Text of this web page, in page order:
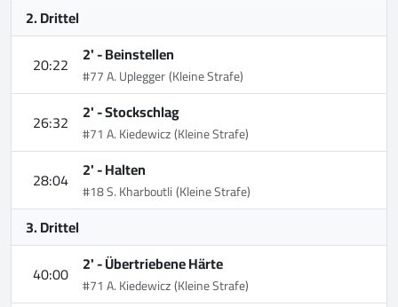
2. Drittel
20:22 2' -Beinstellen
#77 A. Uplegger(Kleine Strafe)
26:32 2' -Stockschlag
#71 A. Kiedewicz(Kleine Strafe)
28:04 2' -Halten
#18 S. Kharboutli(Kleine Strafe)
3. Drittel
40:00 2' -Übertriebene Härte
#71 A. Kiedewicz(Kleine Strafe)